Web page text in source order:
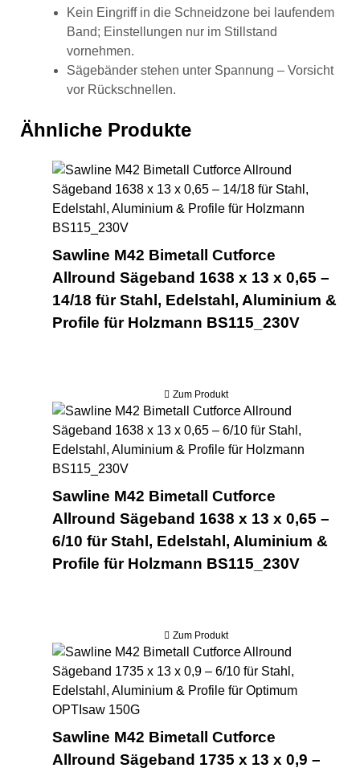
Kein Eingriff in die Schneidzone bei laufendem
Band; Einstellungen nur im Stillstand
vornehmen.
Sägebänder stehen unter Spannung – Vorsicht
vor Rückschnellen.
Ähnliche Produkte
Sawline M42 Bimetall Cutforce
Allround Sägeband 1638 x 13 x 0,65 –
14/18 für Stahl, Edelstahl, Aluminium &
Profile für Holzmann BS115_230V
Zum Produkt
Sawline M42 Bimetall Cutforce
Allround Sägeband 1638 x 13 x 0,65 –
6/10 für Stahl, Edelstahl, Aluminium &
Profile für Holzmann BS115_230V
Zum Produkt
Sawline M42 Bimetall Cutforce
Allround Sägeband 1735 x 13 x 0,9 –